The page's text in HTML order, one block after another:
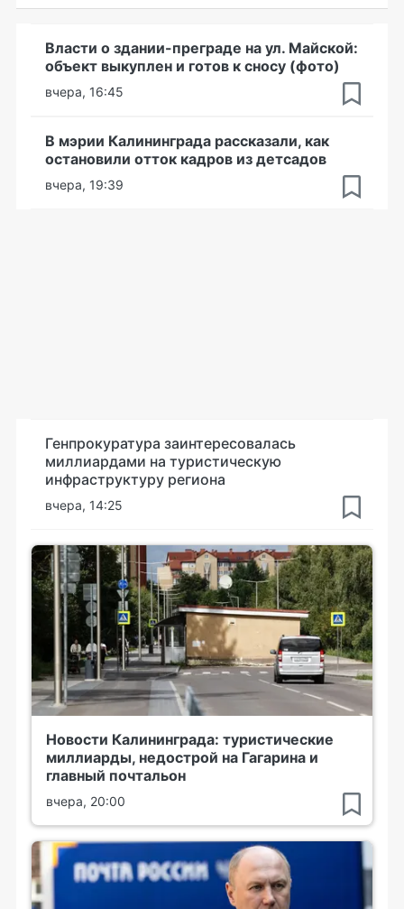
Власти о здании-преграде на ул. Майской:
объект выкуплен и готов к сносу (фото)
вчера, 16:45
В мэрии Калининграда рассказали, как
остановили отток кадров из детсадов
вчера, 19:39
Генпрокуратура заинтересовалась
миллиардами на туристическую
инфраструктуру региона
вчера, 14:25
Новости Калининграда: туристические
миллиарды, недострой на Гагарина и
главный почтальон
вчера, 20:00